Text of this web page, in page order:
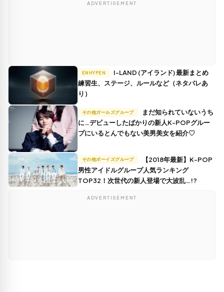
ADVERTISEMENT
ENHYPEN
練習生、ステージ、ルールなど（ネタバレあ
り）
その他ガールズグループ
に…デビューしたばかりの新人K-POPグルー
プにいるとんでもない美男美女を紹介♡
その他ボーイズグループ
男性アイドルグループ人気ランキング
TOP32！次世代の新人登場で大波乱…!?
ADVERTISEMENT